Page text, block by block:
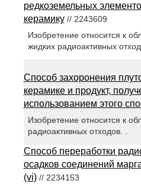
редкоземельных
керамику// 2243609
Изобретение относится к
жидких радиоактивных
Способ захоронения
керамике и продукт,
использованием этого
Изобретение относится к
радиоактивных отходов. .
Способ переработки
осадков соединений
(vi)// 2234153